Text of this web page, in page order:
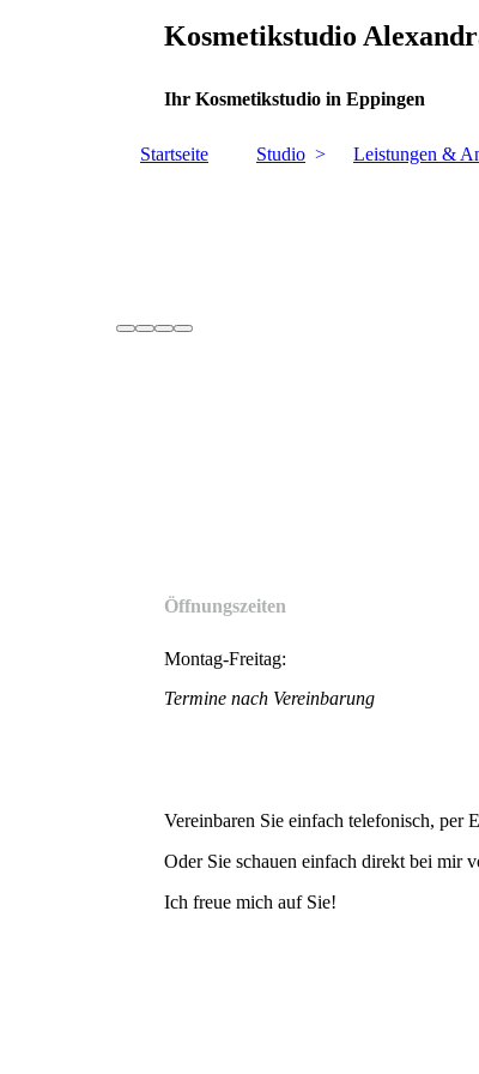
Kosmetikstudio
Ihr Kosmetikstudio in Eppingen
Startseite Studio Leistungen &
Öffnungszeiten
Montag-Freitag:
Termine nach Vereinbarung
Vereinbaren Sie einfach telefonisch, per
Oder Sie schauen einfach direkt bei mir
Ich freue mich auf Sie!